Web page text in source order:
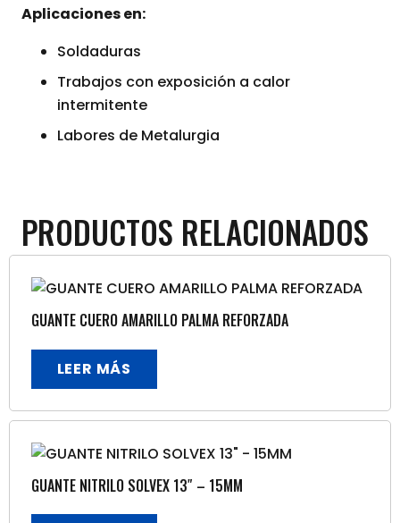
Aplicaciones en:
Soldaduras
Trabajos con exposición a calor
intermitente
Labores de Metalurgia
PRODUCTOS RELACIONADOS
GUANTE CUERO AMARILLO PALMA REFORZADA
LEER MÁS
GUANTE NITRILO SOLVEX 13″ – 15MM